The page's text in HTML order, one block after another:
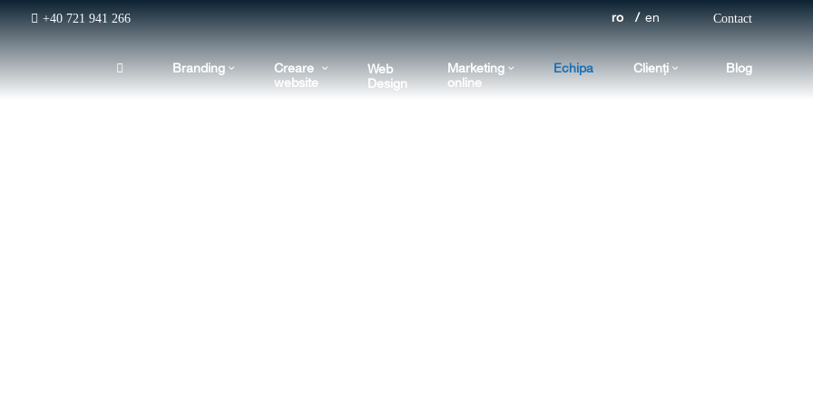
+40 721 941 266 ro en Contact
Branding
Creare
website
Web
Design
Marketing
online
Echipa Clienți Blog